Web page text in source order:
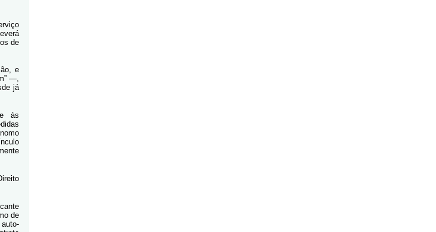
de
e
—,
já
às
de